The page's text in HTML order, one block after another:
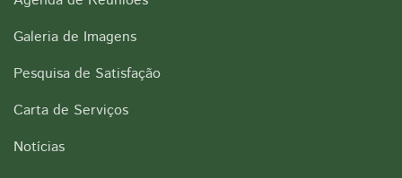
Galeria de Imagens
Pesquisa de Satisfação
Carta de Serviços
Notícias